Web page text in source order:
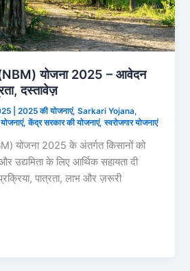
(NBM) योजना 2025 – आवेदन
दस्तावेज़
|2025 की योजनाएं,Sarkari Yojana,
,केंद्र सरकार की योजनाएं,स्वरोजगार योजनाएं
योजना 2025 के अंतर्गत किसानों को
उद्यमिता के लिए आर्थिक सहायता दी
पात्रता, लाभ और ज़रूरी